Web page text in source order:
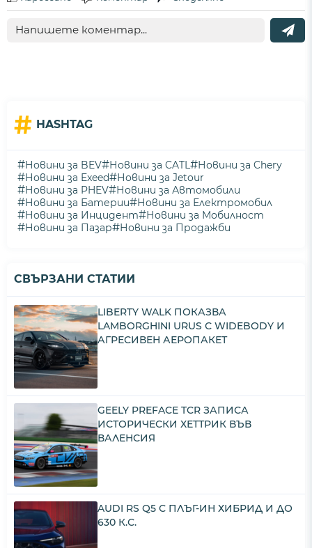
# HASHTAG
#Новини за BEV#Новини за CATL#Новини за Chery
#Новини за Exeed#Новини за Jetour
#Новини за PHEV#Новини за Автомобили
#Новини за Батерии#Новини за Електромобил
#Новини за Инцидент#Новини за Мобилност
#Новини за Пазар#Новини за Продажби
СВЪРЗАНИ СТАТИИ
LIBERTY WALK ПОКАЗВА
LAMBORGHINI URUS С WIDEBODY И
АГРЕСИВЕН АЕРОПАКЕТ
GEELY PREFACE TCR ЗАПИСА
ИСТОРИЧЕСКИ ХЕТТРИК ВЪВ
ВАЛЕНСИЯ
AUDI RS Q5 С ПЛЪГ-ИН ХИБРИД И ДО
630 К.С.